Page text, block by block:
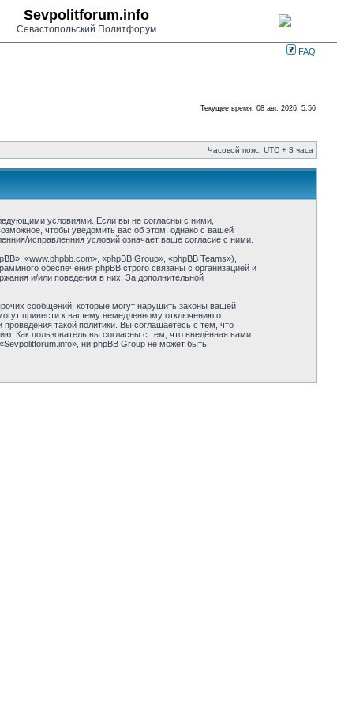
Sevpolitforum.info
Севастопольский Политфорум
FAQ
Текущее время: 08 авг, 2026, 5:56
Часовой пояс: UTC + 3 часа
условиями. Если вы не согласны с ними,
чтобы уведомить вас об этом, однако с вашей
исправленния условий означает ваше согласие с ними.
«www.phpbb.com», «phpBB Group», «phpBB Teams»),
обеспечения phpBB строго связаны с организацией и
и/или поведения в них. За дополнительной
сообщений, которые могут нарушить законы вашей
привести к вашему немедленному отключению от
такой политики. Вы соглашаетесь с тем, что
Как пользователь вы согласны с тем, что введённая вами
ни phpBB Group не может быть